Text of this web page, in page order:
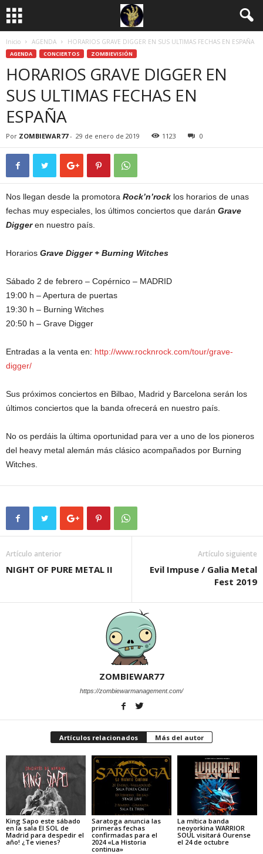
Inicio AGENDA HORARIOS GRAVE DIGGER EN SUS ULTIMAS FECHAS EN ESPAÑA
AGENDA CONCIERTOS ZOMBIEVISIÓN
HORARIOS GRAVE DIGGER EN
SUS ULTIMAS FECHAS EN
ESPAÑA
Por ZOMBIEWAR77- 29 de enero de 2019 1123 0
Nos llegan desde la promotora Rock’n’rock los horarios de unas
fechas muy especiales, los últimos conciertos que darán Grave
Diggeren nuestro país.
Horarios Grave Digger + Burning Witches
Sábado 2 de febrero – Copérnico – MADRID
19:00 h – Apertura de puertas
19:30 h – Burning Witches
20:50 h – Grave Digger
Entradas a la venta en: http://www.rocknrock.com/tour/grave-
digger/
Sus próximos conciertos en Bilbao, Madrid y Barcelona serán los
últimos conciertos que la banda ofrecerá en nuestro país.
No os perdáis la última oportunidad para ver a uno de los pioneros
del heavy metal alemán más clásico acompañados por Burning
Witches.
Artículo anterior
NIGHT OF PURE METAL II
Artículo siguiente
Evil Impuse / Galia Metal
Fest 2019
ZOMBIEWAR77
https://zombiewarmanagement.com/
Artículos relacionados Más del autor
King Sapo este sábado
en la sala El SOL de
Madrid para despedir el
año! ¿Te vienes?
Saratoga anuncia las
primeras fechas
confirmadas para el
2024 «La Historia
continua»
La mítica banda
neoyorkina WARRIOR
SOUL visitará Ourense
el 24 de octubre